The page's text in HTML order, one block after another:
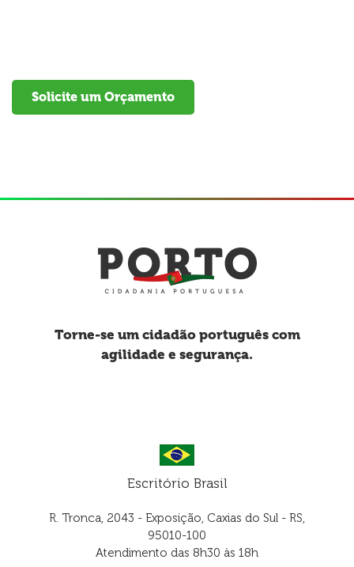
Solicite um Orçamento
Escritório Brasil
R. Tronca, 2043 - Exposição, Caxias do Sul - RS,
95010-100
Atendimento das 8h30 às 18h
Torne-se um cidadão português com
agilidade e segurança.